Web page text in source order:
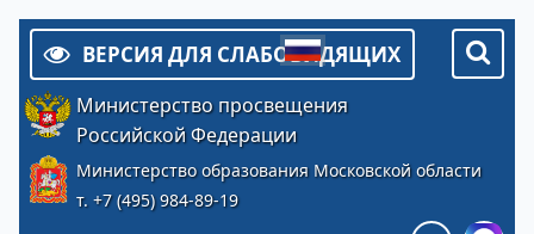
ВЕРСИЯ ДЛЯ СЛАБОВИДЯЩИХ
Министерство просвещения
Российской Федерации
Министерство образования Московской области
т. +7 (495) 984-89-19